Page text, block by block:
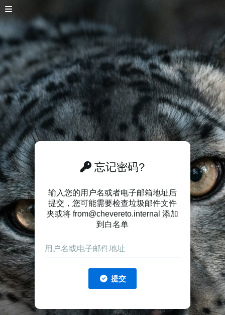
忘记密码?
输入您的用户名或者电子邮箱地址后
提交，您可能需要检查垃圾邮件文件
夹或将 from@chevereto.internal 添加
到白名单
提交